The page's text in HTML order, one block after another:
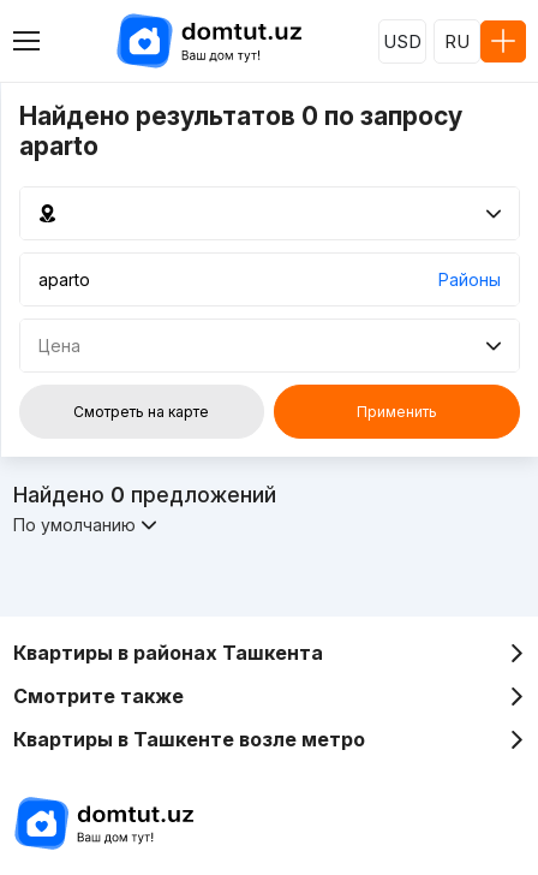
USD RU
Найдено результатов 0 по запросу
aparto
Районы
Цена
Смотреть на карте Применить
Найдено 0 предложений
По умолчанию
Квартиры в районах Ташкента
Смотрите также
Квартиры в Ташкенте возле метро